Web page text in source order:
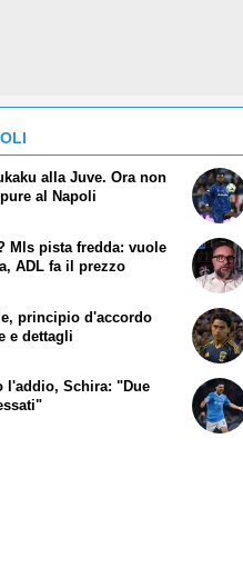
alla Juve. Ora non
al Napoli
Mls pista fredda: vuole
ADL fa il prezzo
principio d'accordo
e dettagli
l'addio, Schira: "Due